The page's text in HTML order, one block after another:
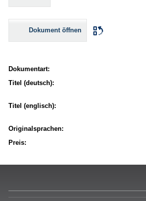
Dokument öffnen
Dokumentart:
Titel (deutsch):
Titel (englisch):
Originalsprachen:
Preis: